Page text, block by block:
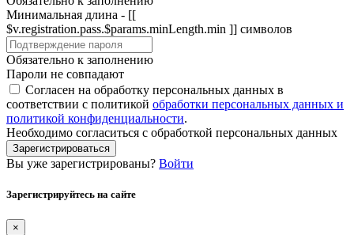
Минимальная длина - [[
$v.registration.pass.$params.minLength.min ]] символов
Обязательно к заполнению
Пароли не совпадают
Согласен на обработку персональных данных в
соответствии с политикой обработки персональных данных и
политикой конфиденциальности.
Необходимо согласиться с обработкой персональных данных
Зарегистрироваться
Вы уже зарегистрированы? Войти
Зарегистрируйтесь на сайте
×